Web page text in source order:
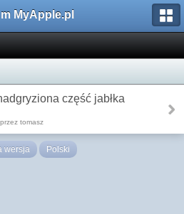
MyApple.pl
część jabłka
przez tomasz
wersja Polski